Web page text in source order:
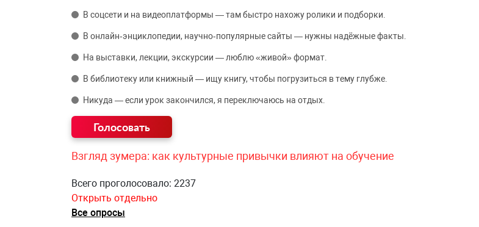
В соцсети и на видеоплатформы — там быстро нахожу ролики и подборки.
В онлайн‑энциклопедии, научно‑популярные сайты — нужны надёжные факты.
На выставки, лекции, экскурсии — люблю «живой» формат.
В библиотеку или книжный — ищу книгу, чтобы погрузиться в тему глубже.
Никуда — если урок закончился, я переключаюсь на отдых.
Взгляд зумера: как культурные привычки влияют на обучение
Всего проголосовало: 2237
Открыть отдельно
Все опросы